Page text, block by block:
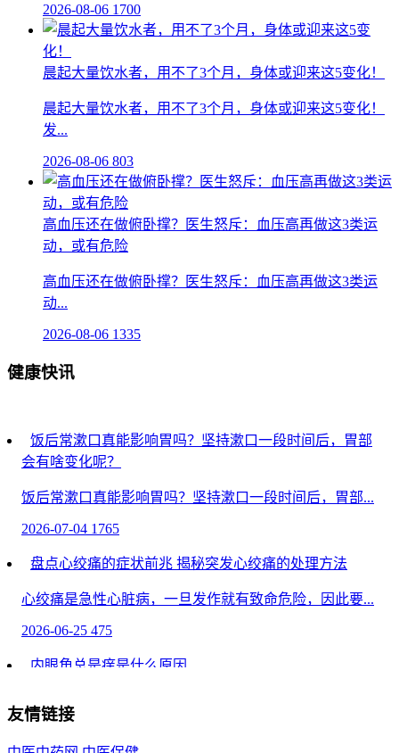
2026-08-06 1700
晨起大量饮水者，用不了3个月，身体或迎来这5变化！
晨起大量饮水者，用不了3个月，身体或迎来这5变化！
发...
2026-08-06 803
高血压还在做俯卧撑？医生怒斥：血压高再做这3类运
动，或有危险
高血压还在做俯卧撑？医生怒斥：血压高再做这3类运
动...
2026-08-06 1335
健康快讯
饭后常漱口真能影响胃吗？坚持漱口一段时间后，胃部
会有啥变化呢？
饭后常漱口真能影响胃吗？坚持漱口一段时间后，胃部...
2026-07-04 1765
盘点心绞痛的症状前兆 揭秘突发心绞痛的处理方法
心绞痛是急性心脏病，一旦发作就有致命危险，因此要...
2026-06-25 475
内眼角总是痒是什么原因
友情链接